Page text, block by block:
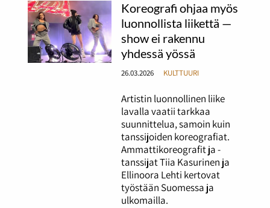
Koreografi ohjaa myös
luonnollista liikettä —
show ei rakennu
yhdessä yössä
26.03.2026 KULTTUURI
Artistin luonnollinen liike
lavalla vaatii tarkkaa
suunnittelua, samoin kuin
tanssijoiden koreografiat.
Ammattikoreografit ja -
tanssijat Tiia Kasurinen ja
Ellinoora Lehti kertovat
työstään Suomessa ja
ulkomailla.